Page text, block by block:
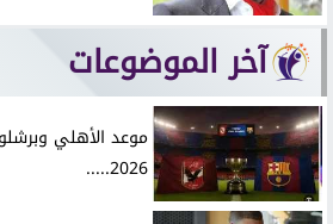
آخر الموضوعات
موعد الأهلي
2026.....